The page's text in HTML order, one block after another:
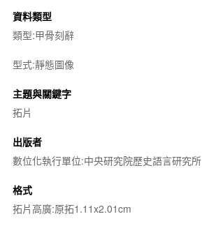
資料類型
類型:甲骨刻辭
型式:靜態圖像
主題與關鍵字
拓片
出版者
數位化執行單位:中央研究院歷史語言研究所
格式
拓片高廣:原拓1.11x2.01cm